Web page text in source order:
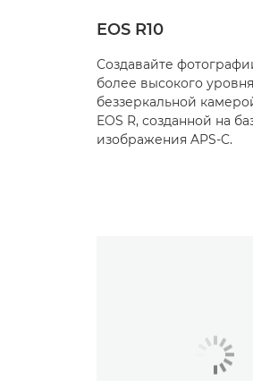
EOS R10
Создавайте
более высокого
беззеркальной
EOS R, созданной на
изображения APS-C.